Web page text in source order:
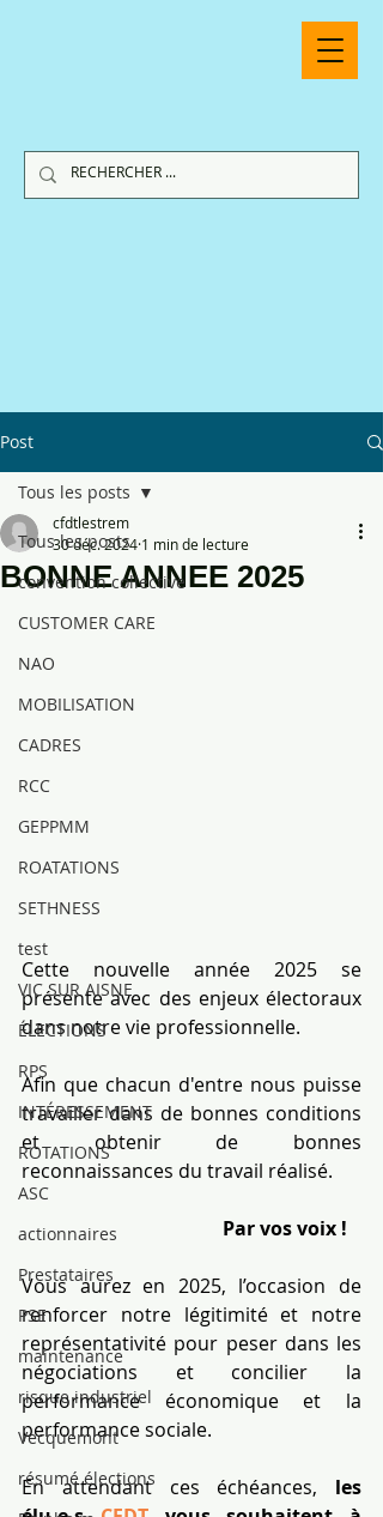
Post
Tous les posts
convention collective
CUSTOMER CARE
NAO
MOBILISATION
CADRES
RCC
GEPPMM
ROATATIONS
SETHNESS
test
VIC SUR AISNE
ÉLECTIONS
RPS
INTÉRESSEMENT
ROTATIONS
ASC
actionnaires
Prestataires
PSE
maintenance
risque industriel
Vecquemont
résumé élections
Tous les posts
BONNE ANNEE 2025
cfdtlestrem
30 déc. 2024 1 min de lecture
Cette nouvelle année 2025 se
présente avec des enjeux électoraux
dans notre vie professionnelle.
Afin que chacun d'entre nous puisse
travailler dans de bonnes conditions
et obtenir de bonnes
reconnaissances du travail réalisé.
Par vos voix !
Vous aurez en 2025, l’occasion de
renforcer notre légitimité et notre
représentativité pour peser dans les
négociations et concilier la
performance économique et la
performance sociale.
En attendant ces échéances, les